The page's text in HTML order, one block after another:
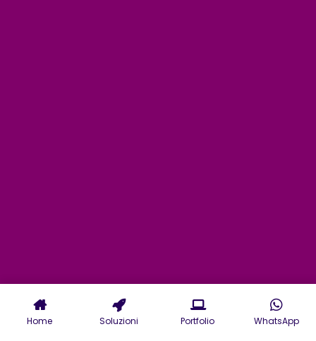
Home Soluzioni Portfolio WhatsApp